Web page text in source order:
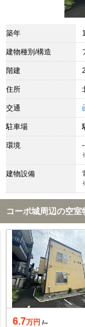
築年
建物種別/構造
階建
住所
交通
駐車場
環境
建物設備
コーポ城周辺の空室
6.7万円 /--